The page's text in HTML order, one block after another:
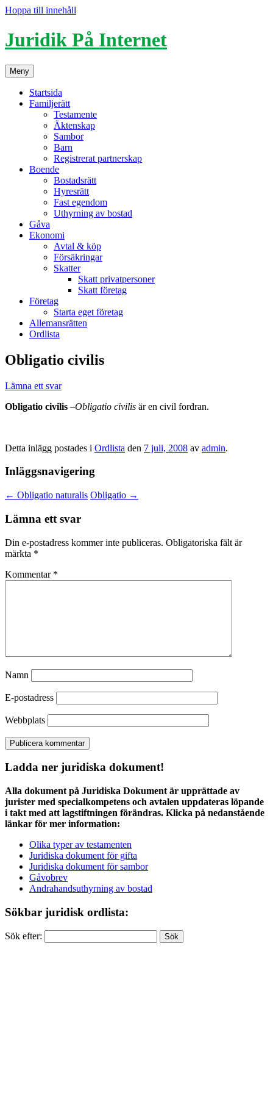
Hoppa till innehåll
Juridik På Internet
Meny
Startsida
Familjerätt
Testamente
Äktenskap
Sambor
Barn
Registrerat partnerskap
Boende
Bostadsrätt
Hyresrätt
Fast egendom
Uthyrning av bostad
Gåva
Ekonomi
Avtal & köp
Försäkringar
Skatter
Skatt privatpersoner
Skatt företag
Företag
Starta eget företag
Allemansrätten
Ordlista
Obligatio civilis
Lämna ett svar
Obligatio civilis –Obligatio civilis är en civil fordran.
Detta inlägg postades i Ordlista den 7 juli, 2008 av admin.
Inläggsnavigering
← Obligatio naturalis Obligatio →
Lämna ett svar
Din e-postadress kommer inte publiceras. Obligatoriska fält är
märkta *
Kommentar *
Namn
E-postadress
Webbplats
Ladda ner juridiska dokument!
Alla dokument på Juridiska Dokument är upprättade av
jurister med specialkompetens och avtalen uppdateras löpande
i takt med att lagstiftningen förändras. Klicka på nedanstående
länkar för mer information:
Olika typer av testamenten
Juridiska dokument för gifta
Juridiska dokument för sambor
Gåvobrev
Andrahandsuthyrning av bostad
Sökbar juridisk ordlista:
Sök efter: